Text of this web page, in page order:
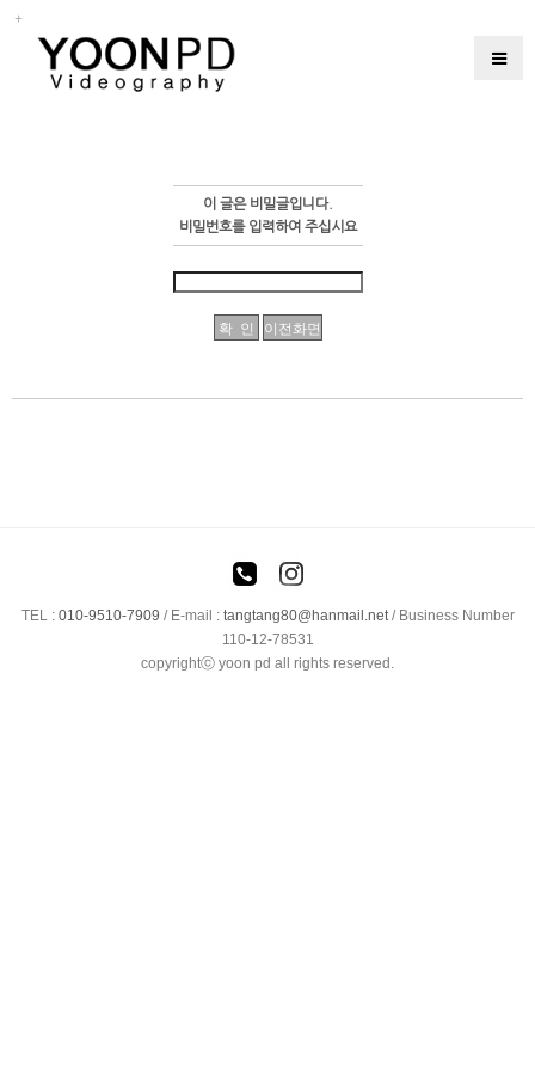
이 글은 비밀글입니다.
비밀번호를 입력하여 주십시요
TEL : 010-9510-7909 / E-mail : tangtang80@hanmail.net/ Business Number
110-12-78531
copyrightⓒ yoon pd all rights reserved.